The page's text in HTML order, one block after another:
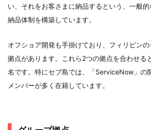
い、それをお客さまに納品するという、一般
納品体制を構築しています。
オフショア開発も手掛けており、フィリピン
拠点があります。これら2つの拠点を合わせる
名です。特にセブ島では、「ServiceNow」の
メンバーが多く在籍しています。